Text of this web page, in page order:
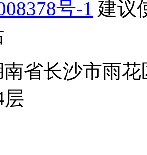
号-1 建议
省长沙市雨
层